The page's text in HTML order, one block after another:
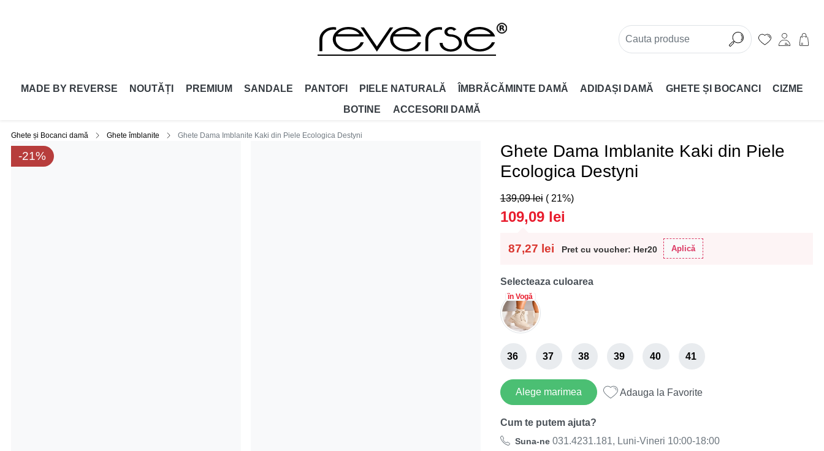
MADE BY REVERSE NOUTĂȚI PREMIUM SANDALE PANTOFI PIELE NATURALĂ ÎMBRĂCĂMINTE DAMĂ ADIDAȘI DAMĂ GHETE ȘI BOCANCI
CIZME
BOTINE
ACCESORII DAMǍ
Ghete și Bocanci damă Ghete îmblanite Ghete Dama Imblanite Kaki din Piele Ecologica Destyni
-21%
Ghete Dama Imblanite Kaki din Piele
Ecologica Destyni
87,27 lei Pret cu voucher: Her20 Aplică
109,09 lei
139,09lei ( 21%)
Selecteaza culoarea
în Vogă
36 37 38 39 40 41
Alege marimea Adauga la Favorite
Cum te putem ajuta?
Suna-ne031.4231.181, Luni-Vineri 10:00-18:00